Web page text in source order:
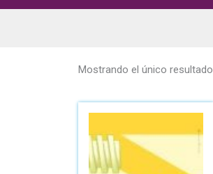
Mostrando el único resultado